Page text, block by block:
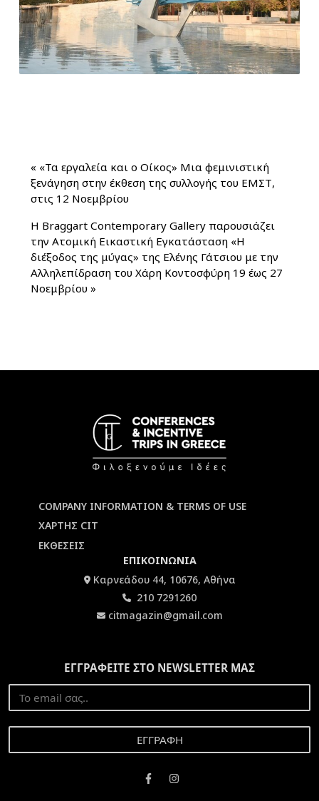
« «Τα εργαλεία και ο Οίκος» Μια φεμινιστική
ξενάγηση στην έκθεση της συλλογής του ΕΜΣΤ,
στις 12 Νοεμβρίου
Η Braggart Contemporary Gallery παρουσιάζει
την Ατομική Εικαστική Εγκατάσταση «Η
διέξοδος της μύγας» της Ελένης Γάτσιου με την
Αλληλεπίδραση του Χάρη Κοντοσφύρη 19 έως 27
Νοεμβρίου »
COMPANY INFORMATION & TERMS OF USE
ΧΑΡΤΗΣ CIT
ΕΚΘΕΣΕΙΣ
ΕΠΙΚΟΙΝΩΝΙΑ
Καρνεάδου 44, 10676, Αθήνα
210 7291260
citmagazin@gmail.com
ΕΓΓΡΑΦΕΙΤΕ ΣΤΟ NEWSLETTER ΜΑΣ